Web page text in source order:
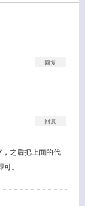
回复
之后把上面的代
。
回复